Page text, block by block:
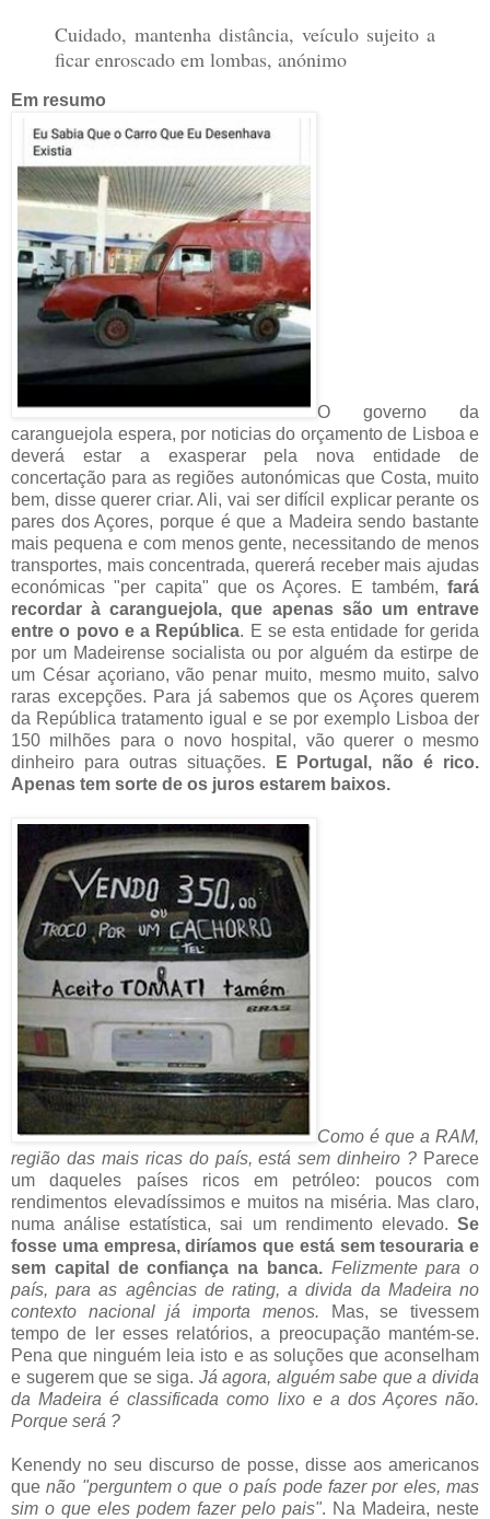
Cuidado, mantenha distância, veículo sujeito a
ficar enroscado em lombas, anónimo
Em resumo
O governo da
caranguejola espera, por noticias do orçamento de Lisboa e
deverá estar a exasperar pela nova entidade de
concertação para as regiões autonómicas que Costa, muito
bem, disse querer criar. Ali, vai ser difícil explicar perante os
pares dos Açores, porque é que a Madeira sendo bastante
mais pequena e com menos gente, necessitando de menos
transportes, mais concentrada, quererá receber mais ajudas
económicas "per capita" que os Açores. E também, fará
recordar à caranguejola, que apenas são um entrave
entre o povo e a República. E se esta entidade for gerida
por um Madeirense socialista ou por alguém da estirpe de
um César açoriano, vão penar muito, mesmo muito, salvo
raras excepções. Para já sabemos que os Açores querem
da República tratamento igual e se por exemplo Lisboa der
150 milhões para o novo hospital, vão querer o mesmo
dinheiro para outras situações.
E Portugal, não é rico.
Apenas tem sorte de os juros estarem baixos.
Como é que a RAM,
região das mais ricas do país, está sem dinheiro ? Parece
um daqueles países ricos em petróleo: poucos com
rendimentos elevadíssimos e muitos na miséria. Mas claro,
numa análise estatística, sai um rendimento elevado. Se
fosse uma empresa, diríamos que está sem tesouraria e
sem capital de confiança na banca. Felizmente para o
país, para as agências de rating, a divida da Madeira no
contexto nacional já importa menos. Mas, se tivessem
tempo de ler esses relatórios, a preocupação mantém-se.
Pena que ninguém leia isto e as soluções que aconselham
e sugerem que se siga. Já agora, alguém sabe que a divida
da Madeira é classificada como lixo e a dos Açores não.
Porque será ?
Kenendy no seu discurso de posse, disse aos americanos
que não "perguntem o que o país pode fazer por eles, mas
sim o que eles podem fazer pelo pais". Na Madeira, neste